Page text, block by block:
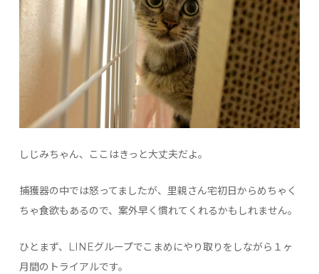
しじみちゃん、ここはきっと大丈夫だよ。
捕獲器の中では怒ってましたが、里親さん宅初日からめちゃく
ちゃ食欲もあるので、案外早く慣れてくれるかもしれません。
ひとまず、LINEグループでこまめにやり取りをしながら１ヶ
月間のトライアルです。